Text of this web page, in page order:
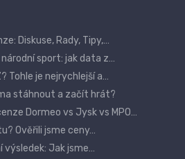
Diskuse, Rady, Tipy,…
sport: jak data z…
Tohle je nejrychlejší a…
stáhnout a začít hrát?
Dormeo vs Jysk vs MPO…
Ověřili jsme ceny…
Jak jsme…